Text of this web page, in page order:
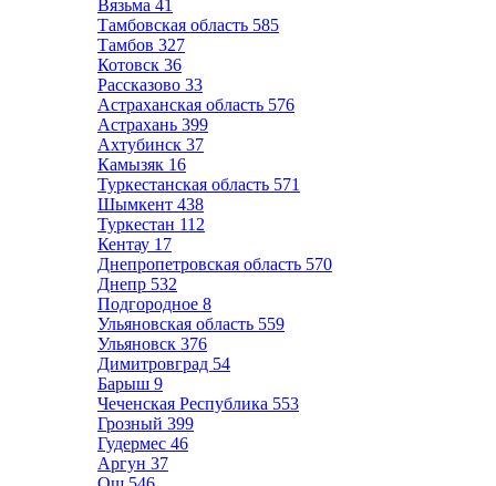
Вязьма 41
Тамбовская область 585
Тамбов 327
Котовск 36
Рассказово 33
Астраханская область 576
Астрахань 399
Ахтубинск 37
Камызяк 16
Туркестанская область 571
Шымкент 438
Туркестан 112
Кентау 17
Днепропетровская область 570
Днепр 532
Подгородное 8
Ульяновская область 559
Ульяновск 376
Димитровград 54
Барыш 9
Чеченская Республика 553
Грозный 399
Гудермес 46
Аргун 37